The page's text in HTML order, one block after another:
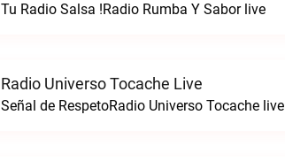
Tu Radio Salsa !Radio Rumba Y Sabor live
Radio Universo Tocache Live
Señal de RespetoRadio Universo Tocache live